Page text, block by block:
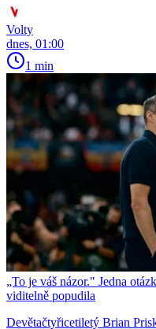
Volty
dnes, 01:00
1 min
„To je váš názor." Jedna
viditelně popudila
Devětačtyřicetiletý Brian